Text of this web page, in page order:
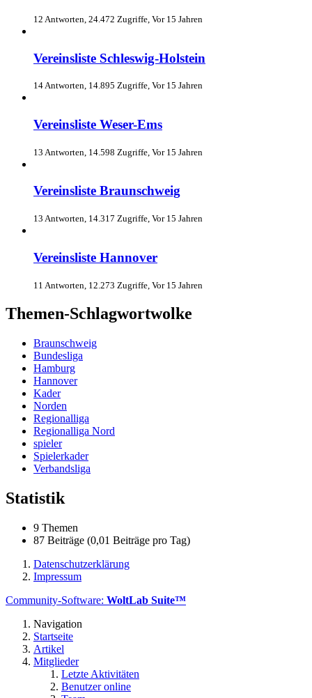
12 Antworten, 24.472 Zugriffe, Vor 15 Jahren
Vereinsliste Schleswig-Holstein
14 Antworten, 14.895 Zugriffe, Vor 15 Jahren
Vereinsliste Weser-Ems
13 Antworten, 14.598 Zugriffe, Vor 15 Jahren
Vereinsliste Braunschweig
13 Antworten, 14.317 Zugriffe, Vor 15 Jahren
Vereinsliste Hannover
11 Antworten, 12.273 Zugriffe, Vor 15 Jahren
Themen-Schlagwortwolke
Braunschweig
Bundesliga
Hamburg
Hannover
Kader
Norden
Regionalliga
Regionalliga Nord
spieler
Spielerkader
Verbandsliga
Statistik
9 Themen
87 Beiträge (0,01 Beiträge pro Tag)
Datenschutzerklärung
Impressum
Community-Software: WoltLab Suite™
Navigation
Startseite
Artikel
Mitglieder
Letzte Aktivitäten
Benutzer online